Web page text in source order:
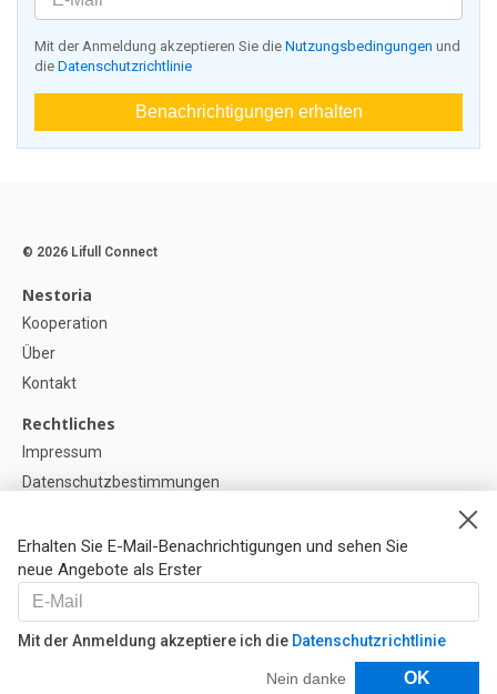
Mit der Anmeldung akzeptieren Sie die Nutzungsbedingungen und
die Datenschutzrichtlinie
Benachrichtigungen erhalten
Erhalten Sie E-Mail-Benachrichtigungen und sehen Sie
neue Angebote als Erster
Mit der Anmeldung akzeptiere ich die Datenschutzrichtlinie
Nein danke OK
Filter
© 2026 Lifull Connect
Nestoria
Kooperation
Über
Kontakt
Rechtliches
Impressum
Datenschutzbestimmungen
Cookie-Einstellunge
Hilfe
FAQ
Unsere Partner